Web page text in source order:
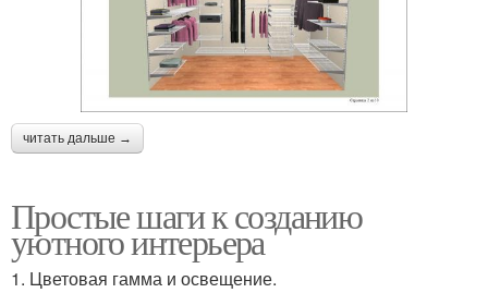
читать дальше →
Простые шаги к созданию
уютного интерьера
1. Цветовая гамма и освещение.